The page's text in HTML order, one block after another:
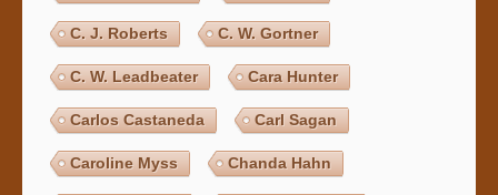
C. J. Roberts C. W. Gortner
C. W. Leadbeater Cara Hunter
Carlos Castaneda Carl Sagan
Caroline Myss Chanda Hahn